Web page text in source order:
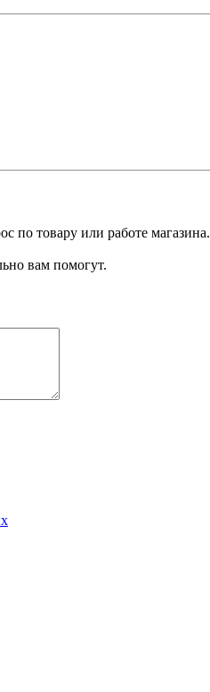
по товару или работе магазина.
вам помогут.